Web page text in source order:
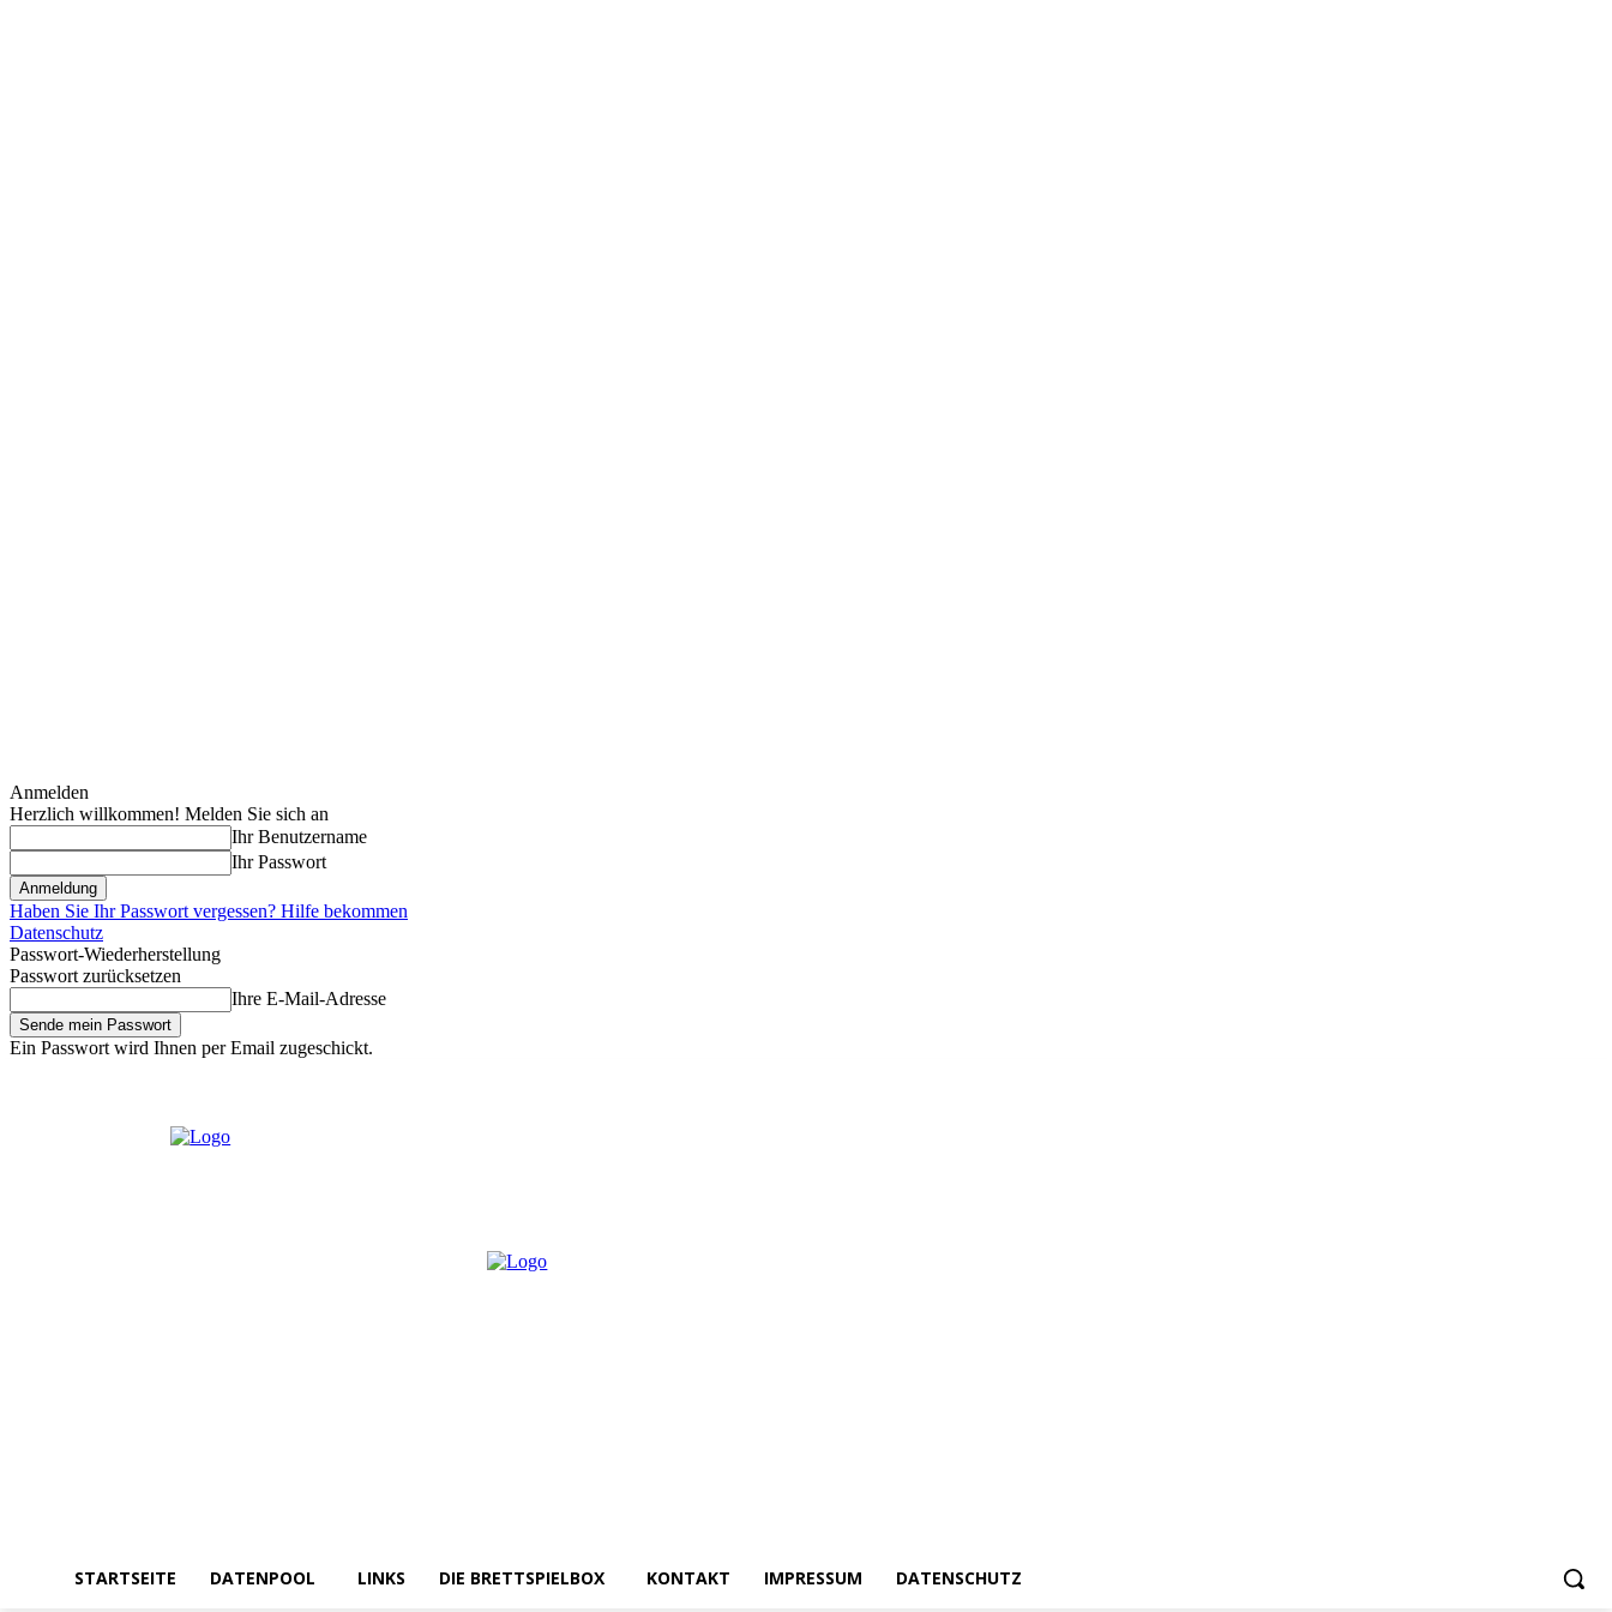
Anmelden
Herzlich willkommen! Melden Sie sich an
Ihr Benutzername
Ihr Passwort
Haben Sie Ihr Passwort vergessen? Hilfe bekommen
Datenschutz
Passwort-Wiederherstellung
Passwort zurücksetzen
Ihre E-Mail-Adresse
Ein Passwort wird Ihnen per Email zugeschickt.
STARTSEITE DATENPOOL LINKS DIE BRETTSPIELBOX KONTAKT IMPRESSUM DATENSCHUTZ